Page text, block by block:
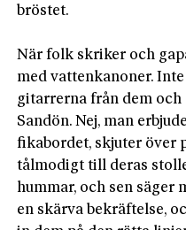
bröstet.
När folk skriker och
med vattenkanoner.
gitarrerna från dem
Sandön. Nej, man
fikabordet, skjuter över
tålmodigt till deras
hummar, och sen säger
en skärva bekräftelse,